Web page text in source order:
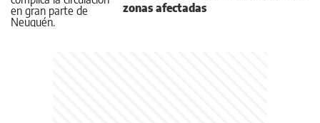
zonas afectadas